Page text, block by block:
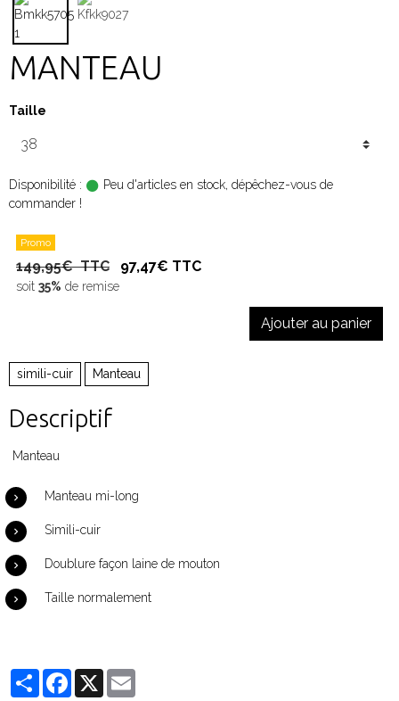
MANTEAU
Taille
Disponibilité :
Peu d'articles en stock, dépêchez-vous de
commander !
Promo
149,95€ TTC 97,47€ TTC
soit 35% de remise
Ajouter au panier
simili-cuir Manteau
Descriptif
Manteau
Manteau mi-long
Simili-cuir
Doublure façon laine de mouton
Taille normalement
PartagerFacebook
X